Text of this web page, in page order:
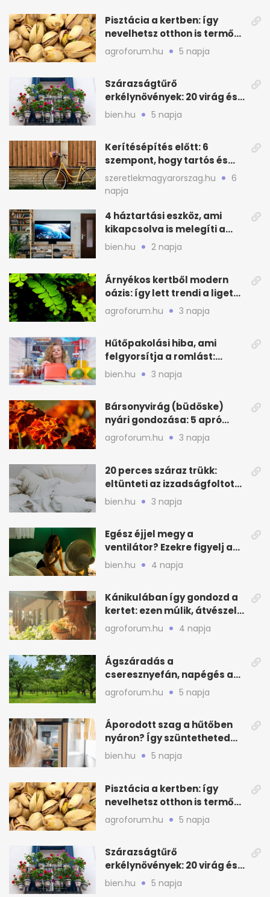
Pisztácia a kertben: így
nevelhetsz otthon is termő
növényt
agroforum.hu 5 napja
Szárazságtűrő
erkélynövények: 20 virág és
cserje a forró nyárra
bien.hu 5 napja
Kerítésépítés előtt: 6
szempont, hogy tartós és
praktikus legyen
szeretlekmagyarorszag.hu
6
napja
4 háztartási eszköz, ami
kikapcsolva is melegíti a
lakást
bien.hu 2 napja
Árnyékos kertből modern
oázis: így lett trendi a ligetes
zöld
agroforum.hu 3 napja
Hűtőpakolási hiba, ami
felgyorsítja a romlást:
zónákra figyelj
bien.hu 3 napja
Bársonyvirág (büdöske)
nyári gondozása: 5 apró
lépés a dús virágzásért
agroforum.hu 3 napja
20 perces száraz trükk:
eltünteti az izzadságfoltot
és a szagot a matracról
bien.hu 3 napja
Egész éjjel megy a
ventilátor? Ezekre figyelj a
hőségben alvásnál
bien.hu 4 napja
Kánikulában így gondozd a
kertet: ezen múlik, átvészeli-
e a hőséget
agroforum.hu 4 napja
Ágszáradás a
cseresznyefán, napégés a
kajszin: mit tehetsz most?
agroforum.hu 5 napja
Áporodott szag a hűtőben
nyáron? Így szüntetheted
meg olcsón
bien.hu 5 napja
Pisztácia a kertben: így
nevelhetsz otthon is termő
növényt
agroforum.hu 5 napja
Szárazságtűrő
erkélynövények: 20 virág és
cserje a forró nyárra
bien.hu 5 napja